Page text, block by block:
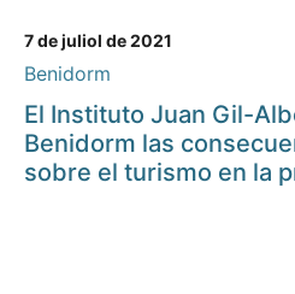
7 de juliol de 2021
Benidorm
El Instituto Juan Gil-
Benidorm las
sobre el turismo en la